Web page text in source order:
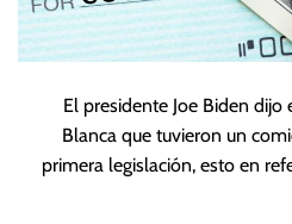
El presidente Joe Biden dijo
Blanca que tuvieron un
primera legislación, esto en